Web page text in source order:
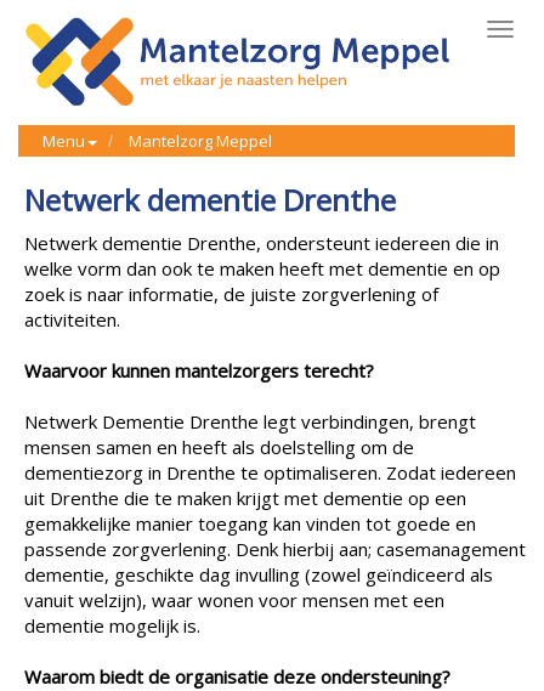
Menu Mantelzorg Meppel
Netwerk dementie Drenthe
Netwerk dementie Drenthe, ondersteunt iedereen die in
welke vorm dan ook te maken heeft met dementie en op
zoek is naar informatie, de juiste zorgverlening of
activiteiten.
Waarvoor kunnen mantelzorgers terecht?
Netwerk Dementie Drenthe legt verbindingen, brengt
mensen samen en heeft als doelstelling om de
dementiezorg in Drenthe te optimaliseren. Zodat iedereen
uit Drenthe die te maken krijgt met dementie op een
gemakkelijke manier toegang kan vinden tot goede en
passende zorgverlening. Denk hierbij aan; casemanagement
dementie, geschikte dag invulling (zowel geïndiceerd als
vanuit welzijn), waar wonen voor mensen met een
dementie mogelijk is.
Waarom biedt de organisatie deze ondersteuning?